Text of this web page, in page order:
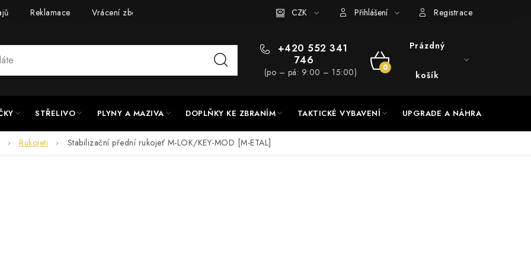
Reklamace Vrácení zboží UPGRADE a servis Hodnocení obchodu
CZK Přihlášení Registrace
+420 552 341
746
(po – pá: 9:00 – 15:00)
NÁKUPNÍ
Prázdný
košík
STŘELIVO PLYNY A MAZIVA DOPLŇKY KE ZBRANÍM TAKTICKÉ VYBAVENÍ UPGRADE A NÁHRADNÍ DÍLY
Rukojeti Stabilizační přední rukojeť M-LOK/KEY-MOD [M-ETAL]